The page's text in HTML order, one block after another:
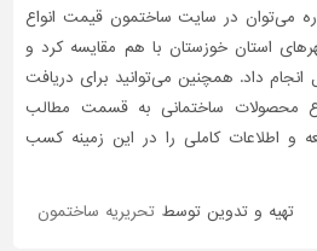
می‌توان در سایت ساختمون قیمت انواع
استان خوزستان با هم مقایسه کرد و
انجام داد. همچنین می‌توانید برای دریافت
محصولات ساختمانی به قسمت مطالب
و اطلاعات کاملی را در این زمینه کسب
تهیه و تدوین توسط تحریریه ساختمون